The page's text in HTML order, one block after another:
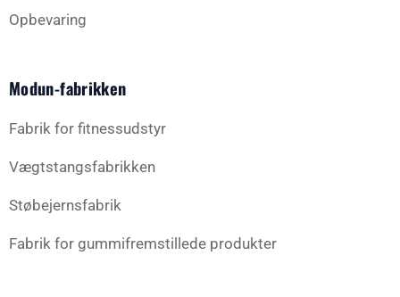
Opbevaring
Modun-fabrikken
Fabrik for fitnessudstyr
Vægtstangsfabrikken
Støbejernsfabrik
Fabrik for gummifremstillede produkter